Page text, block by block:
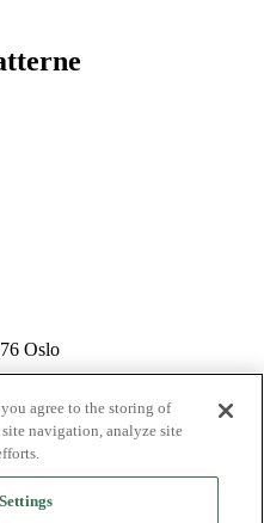
Oslo
agree to the storing of
navigation, analyze site